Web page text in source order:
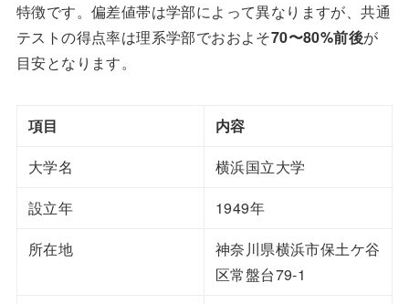
特徴です。偏差値帯は学部によって異なりますが、共通
テストの得点率は理系学部でおおよそ70〜80%前後が
目安となります。
項目
内容
大学名
横浜国立大学
設立年
1949年
所在地
神奈川県横浜市保土ケ谷
区常盤台79-1